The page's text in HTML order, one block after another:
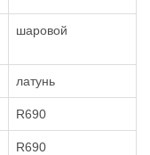
шаровой
латунь
R690
R690